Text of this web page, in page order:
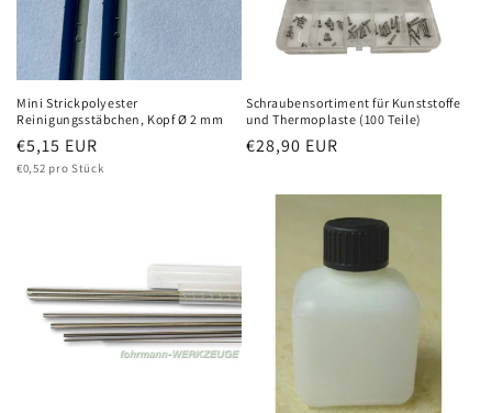
Mini Strickpolyester
Reinigungsstäbchen, Kopf Ø 2 mm
Normaler
Preis
€5,15 EUR
Grundpreis
€0,52 pro Stück
Schraubensortiment für Kunststoffe
und Thermoplaste (100 Teile)
Normaler
€28,90 EUR